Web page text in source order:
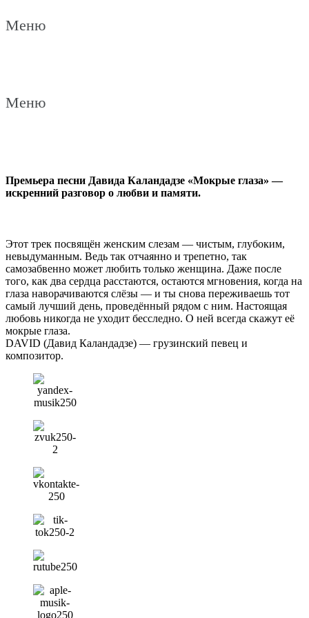
Меню
Меню
Премьера песни Давида Каландадзе «Мокрые глаза» —
искренний разговор о любви и памяти.
Этот трек посвящён женским слезам — чистым, глубоким,
невыдуманным. Ведь так отчаянно и трепетно, так
самозабвенно может любить только женщина. Даже после
того, как два сердца расстаются, остаются мгновения, когда на
глаза наворачиваются слёзы — и ты снова переживаешь тот
самый лучший день, проведённый рядом с ним. Настоящая
любовь никогда не уходит бесследно. О ней всегда скажут её
мокрые глаза.
DAVID (Давид Каландадзе) — грузинский певец и
композитор.